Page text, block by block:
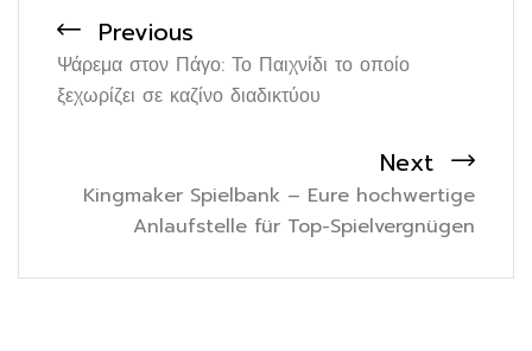
Previous
Ψάρεμα στον Πάγο: Το Παιχνίδι το οποίο
ξεχωρίζει σε καζίνο διαδικτύου
Next
Kingmaker Spielbank – Eure hochwertige
Anlaufstelle für Top-Spielvergnügen